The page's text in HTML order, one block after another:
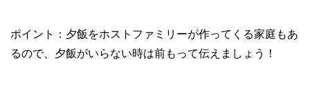
ポイント：夕飯をホストファミリーが作ってくる家庭もあ
るので、夕飯がいらない時は前もって伝えましょう！